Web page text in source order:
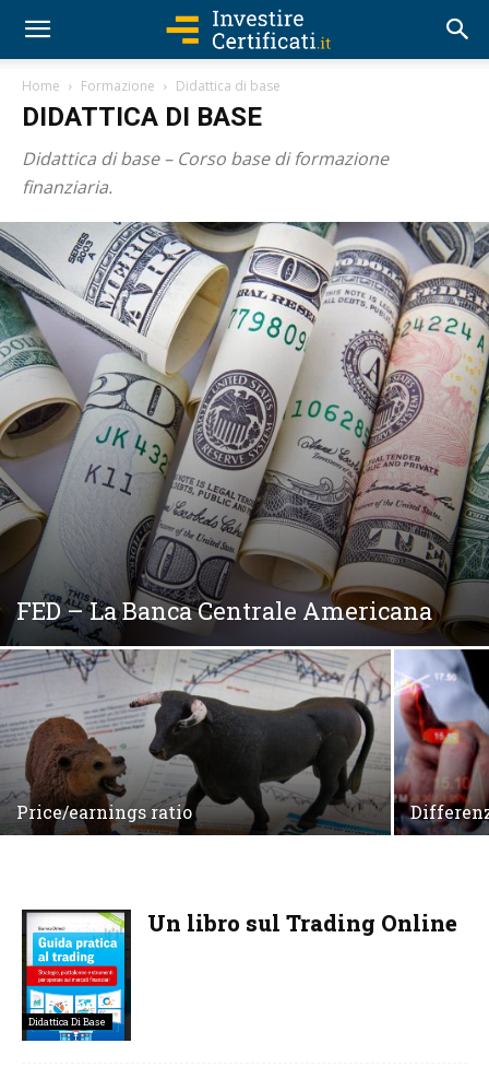
Home Formazione Didattica di base
DIDATTICA DI BASE
Didattica di base – Corso base di formazione
finanziaria.
FED – La Banca Centrale Americana
Price/earnings ratio
Didattica Di Base
Un libro sul Trading Online